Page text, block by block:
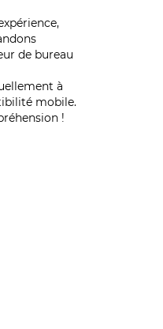
de bureau
à
mobile.
!